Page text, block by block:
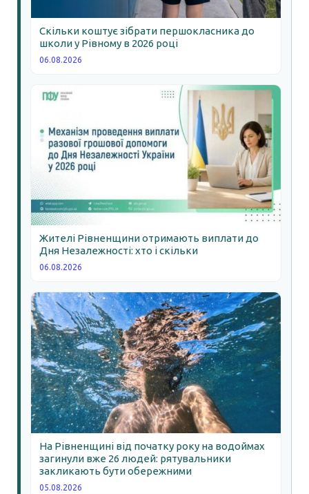
Скільки коштує зібрати першокласника до
школи у Рівному в 2026 році
06.08.2026
Жителі Рівненщини отримають виплати до
Дня Незалежності: хто і скільки
06.08.2026
На Рівненщині від початку року на водоймах
загинули вже 26 людей: рятувальники
закликають бути обережними
05.08.2026